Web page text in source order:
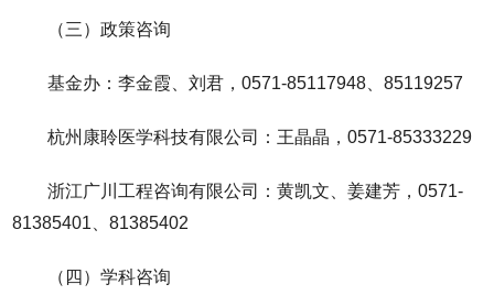
（三）政策咨询
基金办：李金霞、刘君，0571-85117948、85119257
杭州康聆医学科技有限公司：王晶晶，0571-85333229
浙江广川工程咨询有限公司：黄凯文、姜建芳，0571-
81385401、81385402
（四）学科咨询